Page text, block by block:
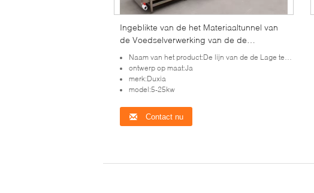
Ingeblikte van de het Materiaaltunnel van
de Voedselverwerking van de de
Transportband Lage Temperatuur de
Sterilisatielijn
Naam van het product:De lijn van de de Lage temperatuursterilisatie van de tunneltransportband
ontwerp op maat:Ja
merk:Duxia
model:5-25kw
Contact nu